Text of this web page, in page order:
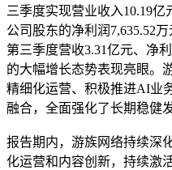
三季度实现营业收入10.19
公司股东的净利润7,635.52万
第三季度营收3.31亿元、净
的大幅增长态势表现亮眼。
精细化运营、积极推进AI业
融合，全面强化了长期稳健
报告期内，游族网络持续深
化运营和内容创新，持续激